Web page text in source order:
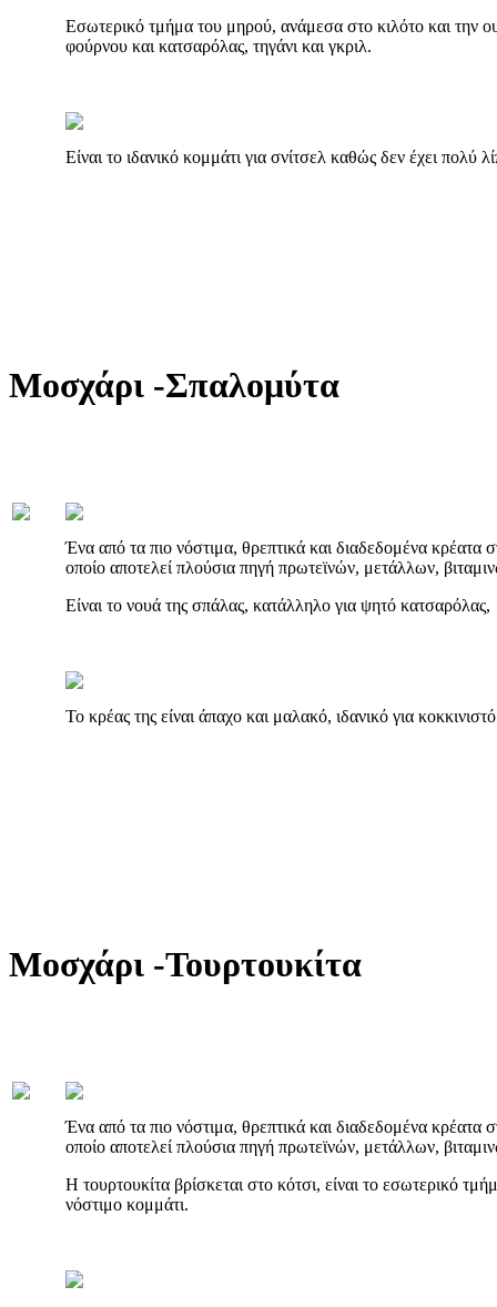
Εσωτερικό τμήμα του μηρού, ανάμεσα στο κιλότο και την
φούρνου και κατσαρόλας, τηγάνι και γκριλ.
Είναι το ιδανικό κομμάτι για σνίτσελ καθώς δεν έχει πολύ
Μοσχάρι -Σπαλομύτα
Ένα από τα πιο νόστιμα, θρεπτικά και διαδεδομένα κρέατα
οποίο αποτελεί πλούσια πηγή πρωτεϊνών, μετάλλων,
Είναι το νουά της σπάλας, κατάλληλο για ψητό
Το κρέας της είναι άπαχο και μαλακό, ιδανικό για
Μοσχάρι -Τουρτουκίτα
Ένα από τα πιο νόστιμα, θρεπτικά και διαδεδομένα κρέατα
οποίο αποτελεί πλούσια πηγή πρωτεϊνών, μετάλλων,
Η τουρτουκίτα βρίσκεται στο κότσι, είναι το εσωτερικό
νόστιμο κομμάτι.